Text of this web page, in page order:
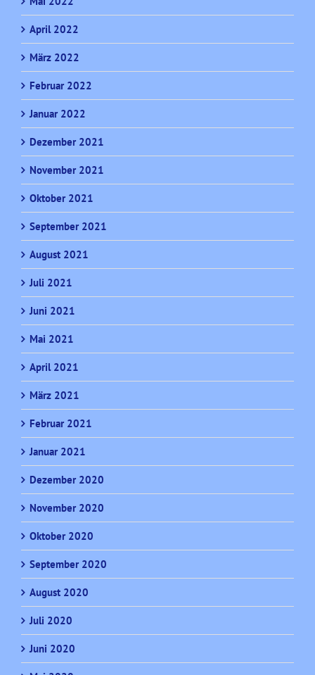
April 2022
März 2022
Februar 2022
Januar 2022
Dezember 2021
November 2021
Oktober 2021
September 2021
August 2021
Juli 2021
Juni 2021
Mai 2021
April 2021
März 2021
Februar 2021
Januar 2021
Dezember 2020
November 2020
Oktober 2020
September 2020
August 2020
Juli 2020
Juni 2020